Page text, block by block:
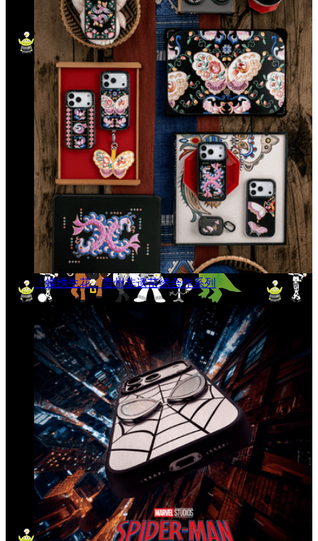
「蝶绣生花」贵州非遗苗绣合作系列